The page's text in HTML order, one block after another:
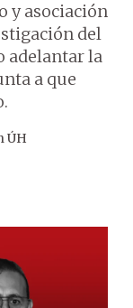
y asociación
del
adelantar la
a que
ÚH